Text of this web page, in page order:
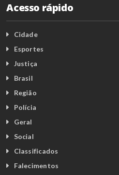
Acesso rápido
Cidade
Esportes
Justiça
Brasil
Região
Polícia
Geral
Social
Classificados
Falecimentos